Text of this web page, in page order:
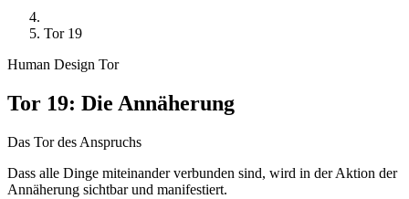
Tor 19
Human Design Tor
Tor 19: Die Annäherung
Das Tor des Anspruchs
Dass alle Dinge miteinander verbunden sind, wird in der Aktion der
Annäherung sichtbar und manifestiert.